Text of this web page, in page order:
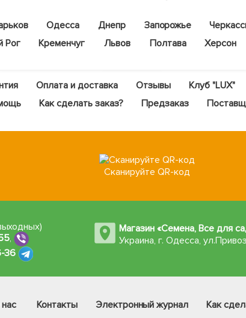
Одесса Днепр Запорожье
Рог Кременчуг Львов Полтава Херсон
Оплата и доставка Отзывы Клуб "LUX"
Как сделать заказ? Предзаказ
Сканируйте QR-код
,
36
Магазин «Семена, Все для
Украина, г. Одесса,
Контакты Электронный журнал Как